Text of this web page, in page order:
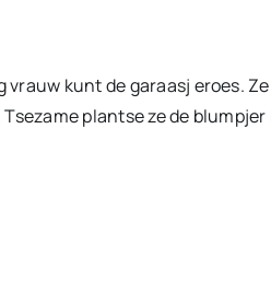
kunt de garaasj eroes.
plantse ze de blumpjer